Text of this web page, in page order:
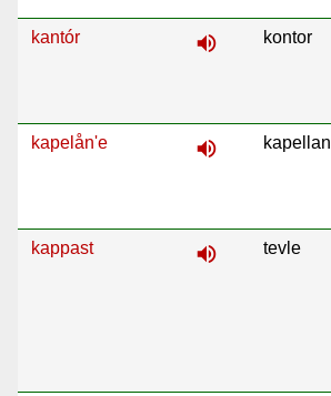
kantór volume_up kontor
kapelån'e volume_up kapellan
kappast volume_up tevle